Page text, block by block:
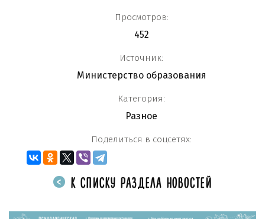
Просмотров:
452
Источник:
Министерство образования
Категория:
Разное
Поделиться в соцсетях:
К СПИСКУ РАЗДЕЛА НОВОСТЕЙ